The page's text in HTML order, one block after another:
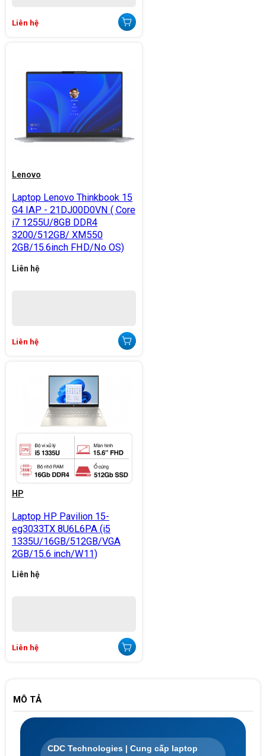
Liên hệ
Lenovo
Laptop Lenovo Thinkbook 15
G4 IAP - 21DJ00D0VN ( Core
i7 1255U/8GB DDR4
3200/512GB/ XM550
2GB/15.6inch FHD/No OS)
Liên hệ
Liên hệ
HP
Laptop HP Pavilion 15-
eg3033TX 8U6L6PA (i5
1335U/16GB/512GB/VGA
2GB/15.6 inch/W11)
Liên hệ
Liên hệ
MÔ TẢ
CDC Technologies | Cung cấp laptop